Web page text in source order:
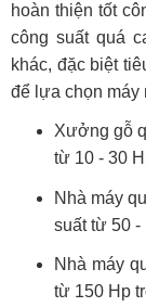
hoàn thiện tốt
công suất quá
khác, đặc biệt
để lựa chọn máy
Xưởng gỗ
từ 10 - 30
Nhà máy
suất từ 50 -
Nhà máy
từ 150 Hp